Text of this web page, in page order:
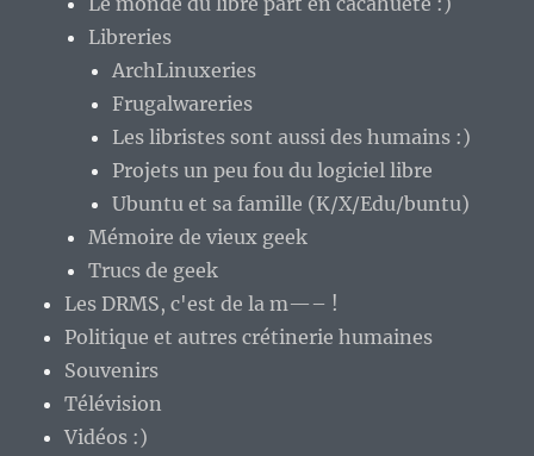
Libreries
ArchLinuxeries
Frugalwareries
Les libristes sont aussi des humains :)
Projets un peu fou du logiciel libre
Ubuntu et sa famille (K/X/Edu/buntu)
Mémoire de vieux geek
Trucs de geek
Les DRMS, c'est de la m—– !
Politique et autres crétinerie humaines
Souvenirs
Télévision
Vidéos :)